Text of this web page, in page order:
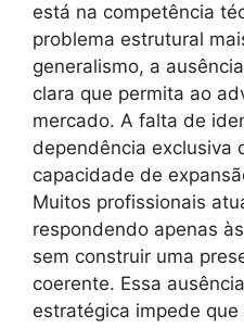
está na competência
problema estrutural
generalismo, a
clara que permita ao
mercado. A falta de
dependência exclusiva
capacidade de
Muitos profissionais
respondendo apenas
sem construir uma
coerente. Essa
estratégica impede